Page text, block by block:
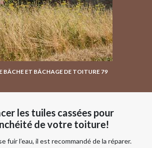
BÂCHE ET BÂCHAGE DE TOITURE 79
les tuiles cassées pour
de votre toiture!
fuir l’eau, il est recommandé de la réparer.